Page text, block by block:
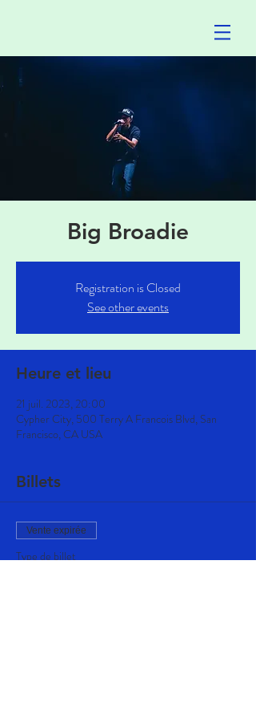
Big Broadie
Registration is Closed
See other events
Heure et lieu
21 juil. 2023, 20:00
Cypher City, 500 Terry A Francois Blvd, San
Francisco, CA USA
Billets
Vente expirée
Type de billet